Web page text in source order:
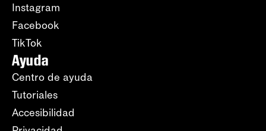
Instagram
Facebook
TikTok
Ayuda
Centro de ayuda
Tutoriales
Accesibilidad